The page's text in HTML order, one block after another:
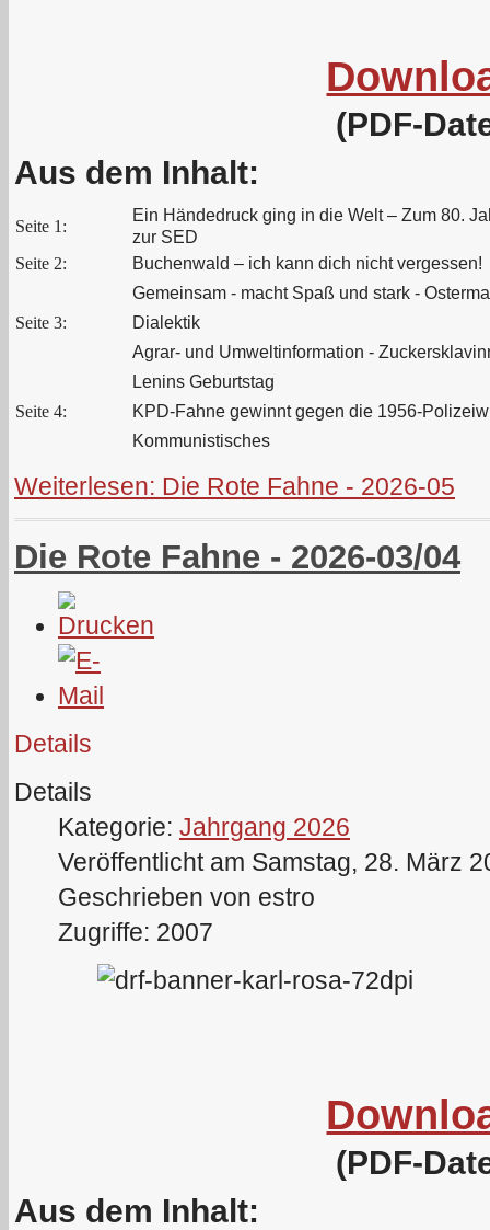
(PDF-
Aus dem Inhalt:
Seite 1:
Ein Händedruck ging in die Welt – Zum 80.
zur SED
Seite 2:
Buchenwald – ich kann dich nicht vergessen!
Gemeinsam - macht Spaß und stark -
Seite 3:
Dialektik
Agrar- und Umweltinformation -
Lenins Geburtstag
Seite 4:
KPD-Fahne gewinnt gegen die 1956-
Kommunistisches
Weiterlesen: Die Rote Fahne - 2026-05
Die Rote Fahne - 2026-03/04
Details
Details
Kategorie: Jahrgang 2026
Veröffentlicht am Samstag, 28. März
Geschrieben von estro
Zugriffe: 2007
(PDF-
Aus dem Inhalt: